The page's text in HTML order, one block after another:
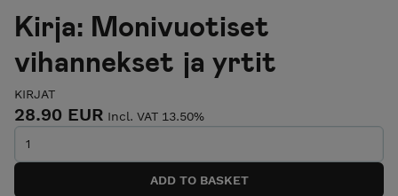
Kirja: Monivuotiset
vihannekset ja yrtit
KIRJAT
28.90 EUR Incl. VAT 13.50%